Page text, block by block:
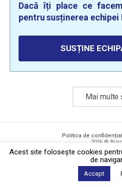
Dacă îți place ce
pentru susținerea echipei
SUSȚINE
Mai multe
Politica de
2026 ©
Acest site foloseşte cookies
de
Accept